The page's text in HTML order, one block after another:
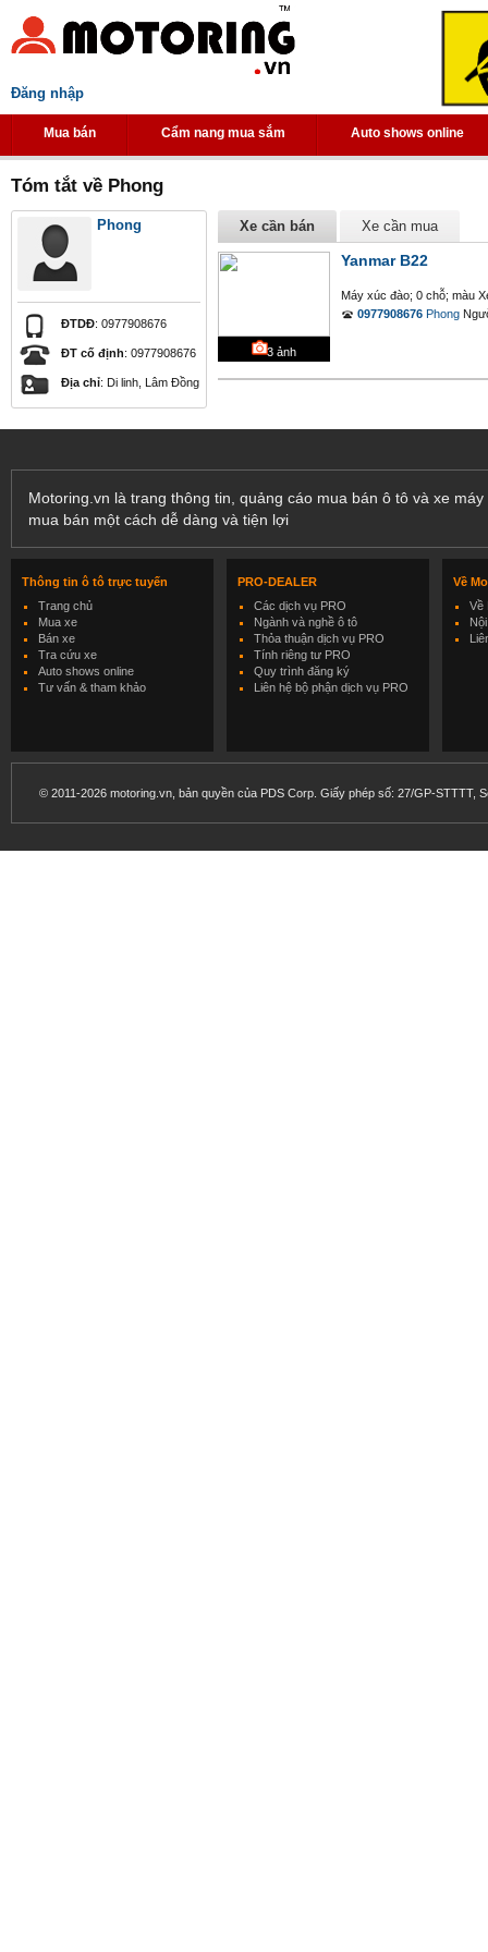
Đăng nhập
Mua bán Cẩm nang mua sắm Auto shows online
Tóm tắt về Phong
Phong
ĐTDĐ: 0977908676
ĐT cố định: 0977908676
Địa chỉ: Di linh, Lâm Ðồng
Xe cần bán Xe cần mua
3 ảnh
Yanmar B22
Máy xúc đào; 0 chỗ; màu
0977908676 Phong
Motoring.vn là trang thông tin, quảng cáo mua bán ô tô và xe
mua bán một cách dễ dàng và tiện lợi
Thông tin ô tô trực tuyến
Trang chủ
Mua xe
Bán xe
Tra cứu xe
Auto shows online
Tư vấn & tham khảo
PRO-DEALER
Các dịch vụ PRO
Ngành và nghề ô tô
Thỏa thuận dịch vụ PRO
Tính riêng tư PRO
Quy trình đăng ký
Liên hệ bộ phận dịch vụ PRO
Về
Về
© 2011-2026 motoring.vn, bản quyền của PDS Corp. Giấy phép số: 27/GP-STTTT,